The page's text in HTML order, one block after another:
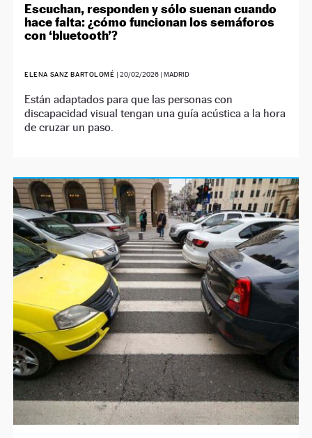
Escuchan, responden y sólo suenan cuando
hace falta: ¿cómo funcionan los semáforos
con ‘bluetooth’?
ELENA SANZ BARTOLOMÉ | 20/02/2026| MADRID
Están adaptados para que las personas con
discapacidad visual tengan una guía acústica a la hora
de cruzar un paso.